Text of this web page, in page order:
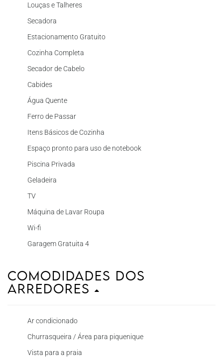
Louças e Talheres
Secadora
Estacionamento Gratuito
Cozinha Completa
Secador de Cabelo
Cabides
Água Quente
Ferro de Passar
Itens Básicos de Cozinha
Espaço pronto para uso de notebook
Piscina Privada
Geladeira
TV
Máquina de Lavar Roupa
Wi-fi
Garagem Gratuita 4
Comodidades dos
Arredores
Ar condicionado
Churrasqueira / Área para piquenique
Vista para a praia